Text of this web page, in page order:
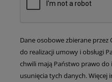
Dane osobowe zbierane
do realizacji umowy i obsługi
chwili mają Państwo prawo
usunięcia tych danych. Więcej